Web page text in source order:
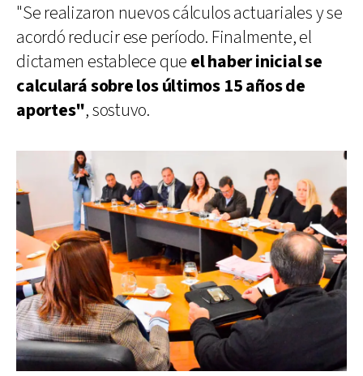
"Se realizaron nuevos cálculos actuariales y se
acordó reducir ese período. Finalmente, el
dictamen establece que el haber inicial se
calculará sobre los últimos 15 años de
aportes", sostuvo.